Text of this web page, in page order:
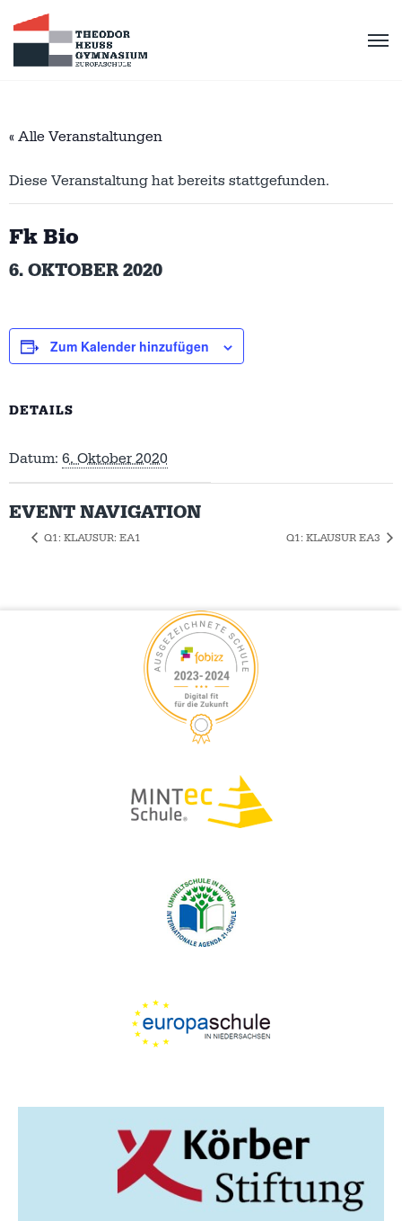
« Alle Veranstaltungen
Diese Veranstaltung hat bereits stattgefunden.
Fk Bio
6. OKTOBER 2020
Zum Kalender hinzufügen
DETAILS
Datum: 6. Oktober 2020
EVENT NAVIGATION
Q1: KLAUSUR: EA1 Q1: KLAUSUR EA3